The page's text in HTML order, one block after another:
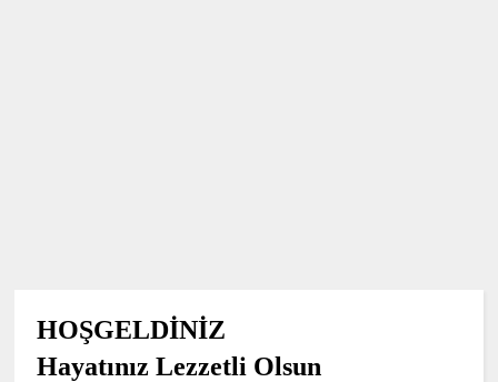
HOŞGELDİNİZ
Hayatınız Lezzetli Olsun